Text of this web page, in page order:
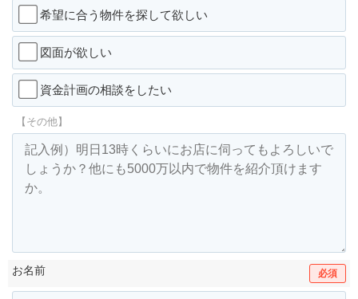
希望に合う物件を探して欲しい
図面が欲しい
資金計画の相談をしたい
【その他】
お名前 必須